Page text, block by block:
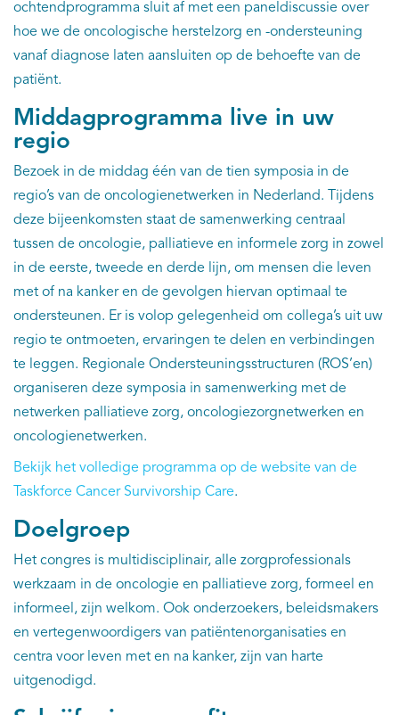
ochtendprogramma sluit af met een paneldiscussie over
hoe we de oncologische herstelzorg en -ondersteuning
vanaf diagnose laten aansluiten op de behoefte van de
patiënt.
Middagprogramma live in uw
regio
Bezoek in de middag één van de tien symposia in de
regio’s van de oncologienetwerken in Nederland. Tijdens
deze bijeenkomsten staat de samenwerking centraal
tussen de oncologie, palliatieve en informele zorg in zowel
in de eerste, tweede en derde lijn, om mensen die leven
met of na kanker en de gevolgen hiervan optimaal te
ondersteunen. Er is volop gelegenheid om collega’s uit uw
regio te ontmoeten, ervaringen te delen en verbindingen
te leggen. Regionale Ondersteuningsstructuren (ROS’en)
organiseren deze symposia in samenwerking met de
netwerken palliatieve zorg, oncologiezorgnetwerken en
oncologienetwerken.
Bekijk het volledige programma op de website van de
Taskforce Cancer Survivorship Care.
Doelgroep
Het congres is multidisciplinair, alle zorgprofessionals
werkzaam in de oncologie en palliatieve zorg, formeel en
informeel, zijn welkom. Ook onderzoekers, beleidsmakers
en vertegenwoordigers van patiëntenorganisaties en
centra voor leven met en na kanker, zijn van harte
uitgenodigd.